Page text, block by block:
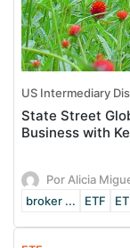
US Intermediary
State Street
Business with
Por Alicia
broker ...
ETF